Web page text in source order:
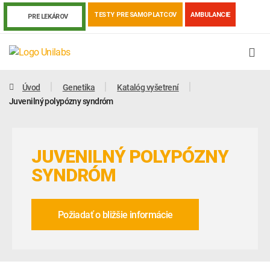
PRE LEKÁROV TESTY PRE SAMOPLATCOV AMBULANCIE
Genetika Covid-19 Žiadanky a tlačivá
Úvod Genetika
Katalóg vyšetrení
Juvenilný polypózny syndróm
JUVENILNÝ POLYPÓZNY
SYNDRÓM
Požiadať o bližšie informácie